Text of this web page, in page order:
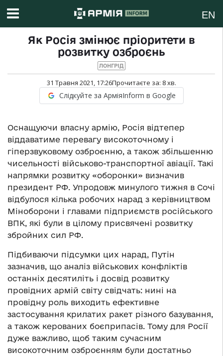
EN
Як Росія змінює пріоритети в
розвитку озброєнь
ЛОНГРІД
31 Травня 2021, 17:26Прочитаєте за: 8хв.
Слідкуйте за АрміяInform в Google
Оснащуючи власну армію, Росія відтепер
віддаватиме перевагу високоточному і
гіперзвуковому озброєнню, а також збільшенню
чисельності військово-транспортної авіації. Такі
напрямки розвитку «оборонки» визначив
президент РФ. Упродовж минулого тижня в Сочі
відбулося кілька робочих нарад з керівництвом
Міноборони і главами підприємств російського
ВПК, які були в цілому присвячені розвитку
збройних сил РФ.
Підбиваючи підсумки цих нарад, Путін
зазначив, що аналіз військових конфліктів
останніх десятиліть і досвід розвитку
провідних армій світу свідчать: нині на
провідну роль виходить ефективне
застосування крилатих ракет різного базування,
а також керованих боєприпасів. Тому для Росії
дуже важливо, щоб таким сучасним
високоточним озброєнням були достатньо